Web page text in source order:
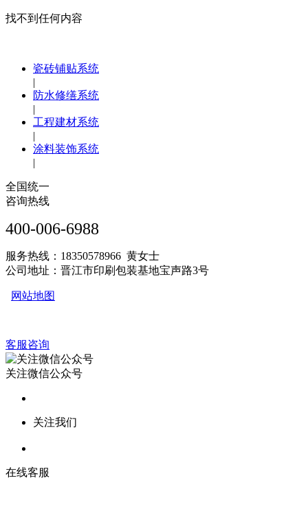
找不到任何内容
瓷砖铺贴系统
|
防水修缮系统
|
工程建材系统
|
涂料装饰系统
|
全国统一
咨询热线
400-006-6988
服务热线：18350578966 黄女士
公司地址：晋江市印刷包装基地宝声路3号
网站地图
客服咨询
关注微信公众号
关注我们
在线客服